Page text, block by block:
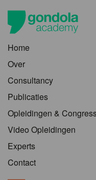
Home
Over
Consultancy
Publicaties
Opleidingen &
Video Opleidingen
Experts
Contact